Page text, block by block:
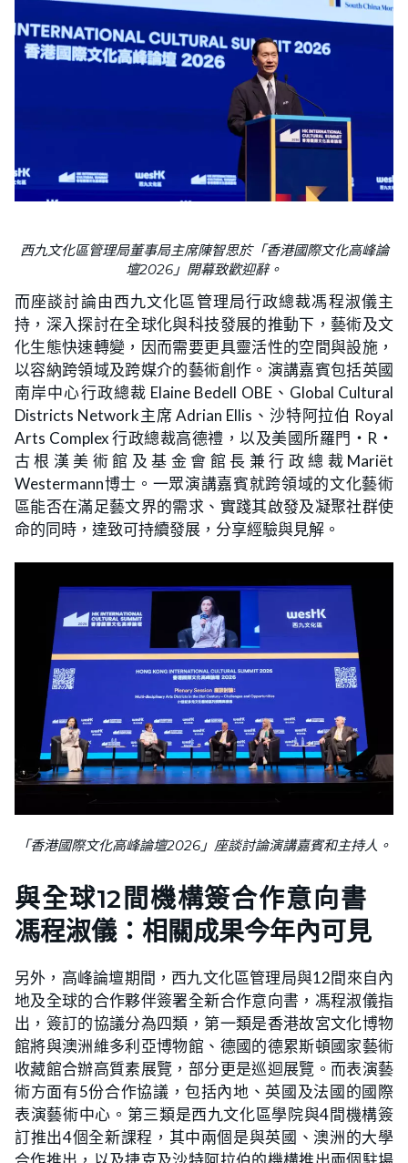
西九文化區管理局董事局主席陳智思於「香港國際文化高峰論
壇2026」開幕致歡迎辭。
而座談討論由西九文化區管理局行政總裁馮程淑儀主
持，深入探討在全球化與科技發展的推動下，藝術及文
化生態快速轉變，因而需要更具靈活性的空間與設施，
以容納跨領域及跨媒介的藝術創作。演講嘉賓包括英國
南岸中心行政總裁 Elaine Bedell OBE、Global Cultural
Districts Network主席 Adrian Ellis、沙特阿拉伯 Royal
Arts Complex 行政總裁高德禮，以及美國所羅門・R・
古根漢美術館及基金會館長兼行政總裁Mariët
Westermann博士。一眾演講嘉賓就跨領域的文化藝術
區能否在滿足藝文界的需求、實踐其啟發及凝聚社群使
命的同時，達致可持續發展，分享經驗與見解。
「香港國際文化高峰論壇2026」座談討論演講嘉賓和主持人。
與全球12間機構簽合作意向書
馮程淑儀：相關成果今年內可見
另外，高峰論壇期間，西九文化區管理局與12間來自內
地及全球的合作夥伴簽署全新合作意向書，馮程淑儀指
出，簽訂的協議分為四類，第一類是香港故宮文化博物
館將與澳洲維多利亞博物館、德國的德累斯頓國家藝術
收藏館合辦高質素展覽，部分更是巡迴展覽。而表演藝
術方面有5份合作協議，包括內地、英國及法國的國際
表演藝術中心。第三類是西九文化區學院與4間機構簽
訂推出4個全新課程，其中兩個是與英國、澳洲的大學